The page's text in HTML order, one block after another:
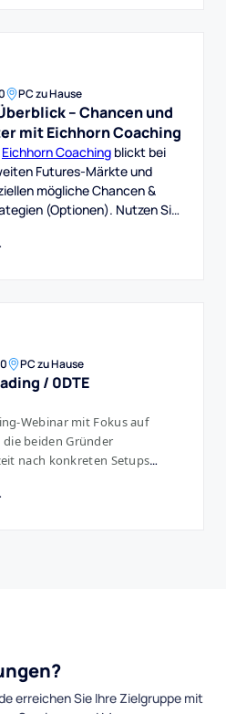
PC zu Hause
– Chancen und
mit Eichhorn Coaching
Eichhorn Coaching blickt bei
Futures-Märkte und
mögliche Chancen &
(Optionen). Nutzen Sie
wie er die aktuelle
PC zu Hause
/ 0DTE
Webinar mit Fokus auf
die beiden Gründer
nach konkreten Setups
erreichen Sie Ihre Zielgruppe mit